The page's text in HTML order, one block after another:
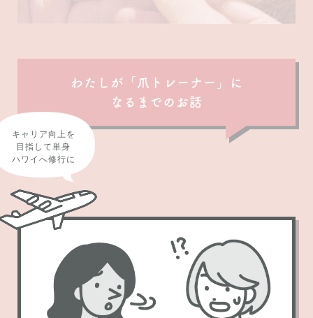
わたしが「爪トレーナー」に
なるまでのお話
キャリア向上を
目指して単身
ハワイへ修行に